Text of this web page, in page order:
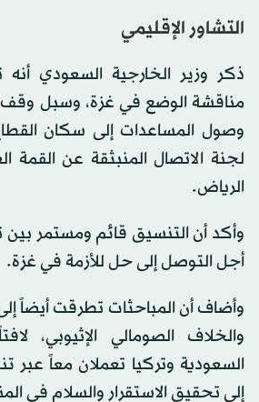
التشاور الإقليمي
ذكر وزير الخارجية السعودي أنه
مناقشة الوضع في غزة، وسبل وقف
وصول المساعدات إلى سكان
لجنة الاتصال المنبثقة عن القمة
الرياض.
وأكد أن التنسيق قائم ومستمر بين
أجل التوصل إلى حل للأزمة في غزة.
وأضاف أن المباحثات تطرقت أيضاً
والخلاف الصومالي الإثيوبي،
السعودية وتركيا تعملان معاً
إلى تحقيق الاستقرار والسلام في